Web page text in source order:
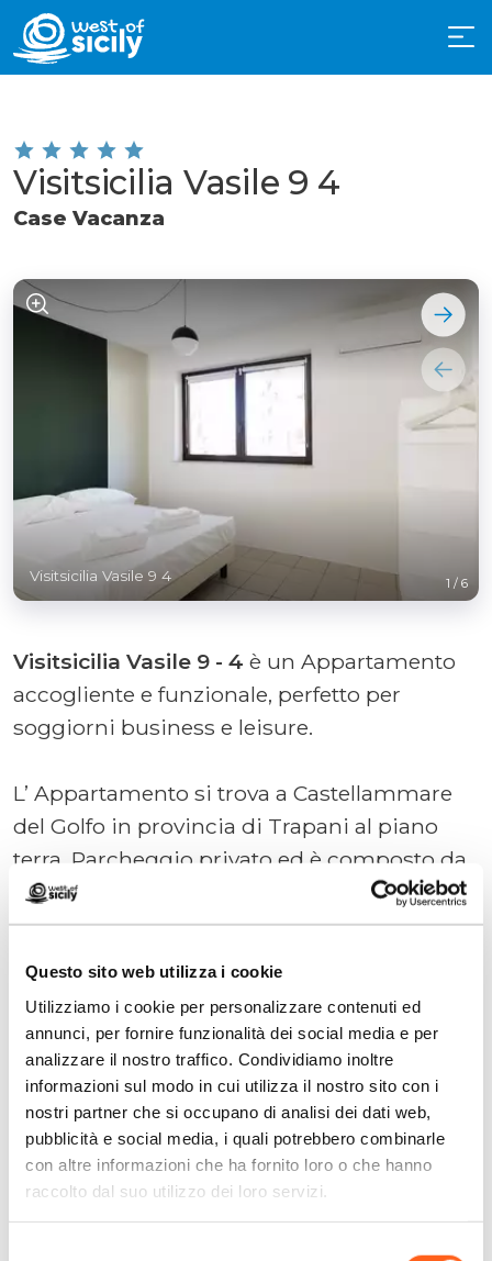
Questo sito web utilizza i cookie
Utilizziamo i cookie per personalizzare contenuti ed
annunci, per fornire funzionalità dei social media e per
analizzare il nostro traffico. Condividiamo inoltre
informazioni sul modo in cui utilizza il nostro sito con i
nostri partner che si occupano di analisi dei dati web,
pubblicità e social media, i quali potrebbero combinarle
con altre informazioni che ha fornito loro o che hanno
raccolto dal suo utilizzo dei loro servizi.
Contatti:
Visitsicilia Vasile 9 4
Case Vacanza
Visitsicilia Vasile 9 4 1 / 6
Visitsicilia Vasile 9 - 4 è un Appartamento
accogliente e funzionale, perfetto per
soggiorni business e leisure.
L’ Appartamento si trova a Castellammare
del Golfo in provincia di Trapani al piano
terra, Parcheggio privato ed è composto da
2 stanze.
fumatori,
+ Leggi di più